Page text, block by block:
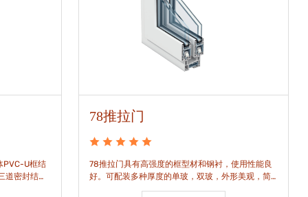
PVC-U框结
道密封结
78推拉门
78推拉门具有高强度的框型材和钢衬，使用性能良
好。可配装多种厚度的单玻，双玻，外形美观，简